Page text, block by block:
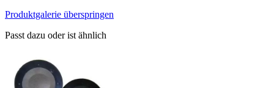
Produktgalerie überspringen
Passt dazu oder ist ähnlich